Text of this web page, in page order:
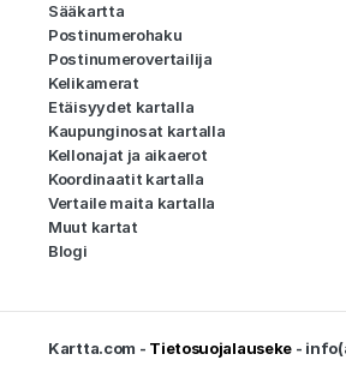
Sääkartta
Postinumerohaku
Postinumerovertailija
Kelikamerat
Etäisyydet kartalla
Kaupunginosat kartalla
Kellonajat ja aikaerot
Koordinaatit kartalla
Vertaile maita kartalla
Muut kartat
Blogi
Kartta.com - Tietosuojalauseke -